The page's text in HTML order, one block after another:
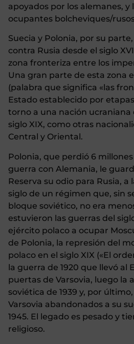
apoyados por los alemanes, y
ocupantes bolcheviques/
Suecia y Polonia, por su
contra Rusia desde el siglo
zona fronteriza entre los
Una gran parte de esta zona
(palabra que significa «las
Estado establecido por
torno a una nación ucraniana
siglo XIX, como otras
Central y Oriental.
Polonia, que perdió 6
guerra con Alemania, le
Reserva su odio para Rusia,
siglo de un régimen que, sin
bloque soviético, no era
estuvieron las guerras del
ejército polaco a ocupar
de Polonia, la represión del
polaco en el siglo XIX («El
la guerra de 1920 que llevó al
puertas de Varsovia, luego la
soviética de 1939 y, por
Varsovia abandonados a su
1945. El legado es pesado y
religioso.